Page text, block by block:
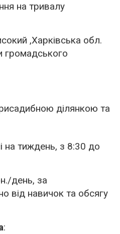
на тривалу
,Харківська обл.
громадського
ділянкою та
на тиждень, з 8:30 до
день, за
від навичок та обсягу
: